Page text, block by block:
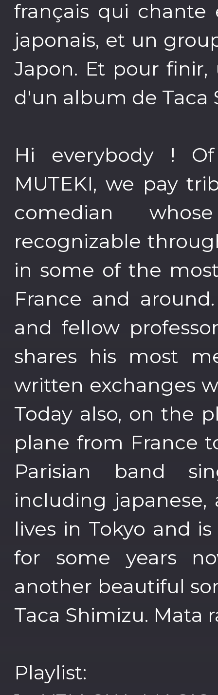
français qui
japonais, et un
Japon. Et pour
d'un album de Taca
Hi everybody !
MUTEKI, we pay
comedian
recognizable
in some of the
France and
and fellow
shares his most
written exchanges
Today also, on the
plane from France
Parisian band
including
lives in Tokyo and
for some years
another beautiful
Taca Shimizu. Mata
Playlist: